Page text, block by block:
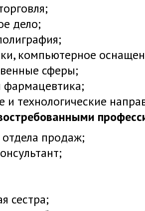
дело;
компьютерное
сферы;
и технологические
отдела продаж;
сестра;